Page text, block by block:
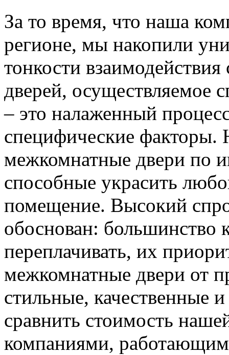
За то время, что наша
регионе, мы накопили
тонкости
дверей, осуществляемое
– это налаженный
специфические
межкомнатные двери по
способные украсить
помещение. Высокий
обоснован: большинство
переплачивать, их
межкомнатные двери от
стильные, качественные
сравнить стоимость
компаниями,